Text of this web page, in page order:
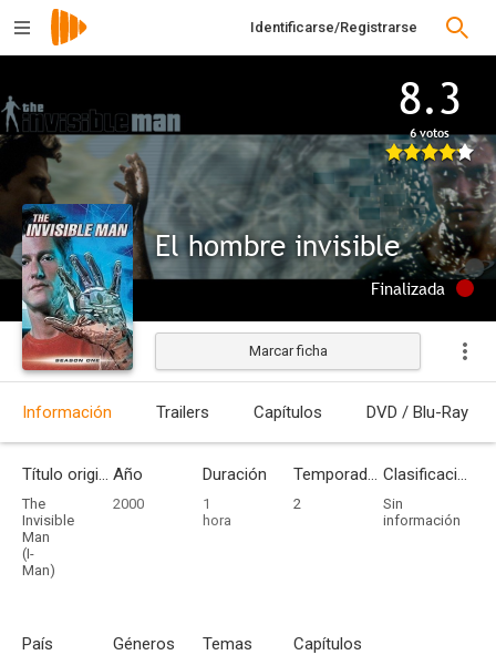
Identificarse/Registrarse
8.3
6 votos
El hombre invisible
Finalizada
Marcar ficha
Información Trailers Capítulos DVD / Blu-Ray
Título original
The
Invisible
Man
(I-
Man)
Año
2000
Duración
1
hora
Temporadas
2
Clasificación por edades
Sin
información
País Géneros Temas Capítulos